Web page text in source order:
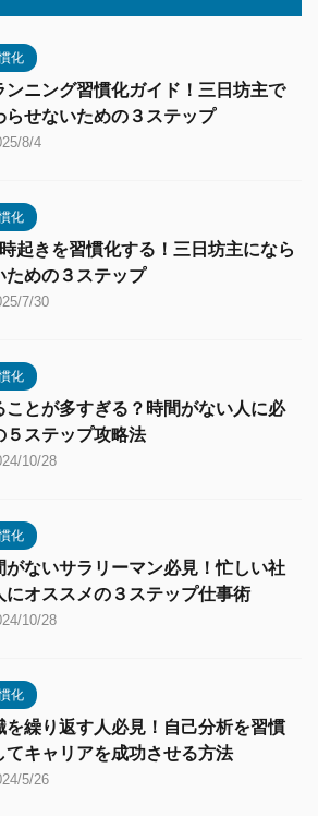
化
ンニング習慣化ガイド！三日坊主で
らせないための３ステップ
8/4
化
起きを習慣化する！三日坊主になら
ための３ステップ
7/30
化
ことが多すぎる？時間がない人に必
５ステップ攻略法
10/28
化
がないサラリーマン必見！忙しい社
にオススメの３ステップ仕事術
10/28
化
を繰り返す人必見！自己分析を習慣
てキャリアを成功させる方法
5/26